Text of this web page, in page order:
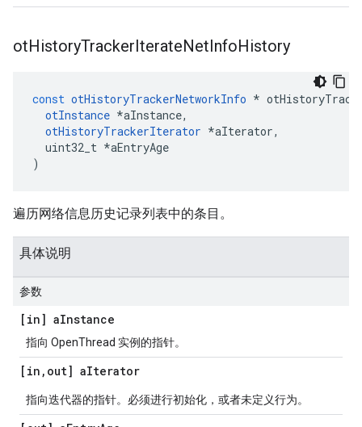
otHistoryTrackerIterateNetInfoHistory
const otHistoryTrackerNetworkInfo *
otInstance *aInstance,
otHistoryTrackerIterator *aIterator,
uint32_t *aEntryAge
)
遍历网络信息历史记录列表中的条目。
具体说明
参数
[in] aInstance
指向 OpenThread 实例的指针。
[in , out] aIterator
指向迭代器的指针。必须进行初始化，或者未定义行为。